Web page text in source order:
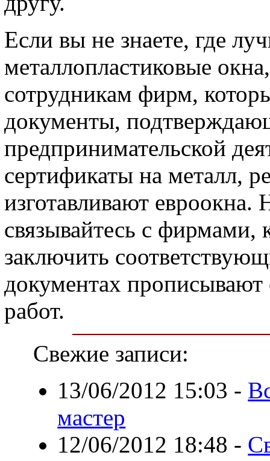
Если вы не знаете, где
металлопластиковые
сотрудникам фирм,
документы,
предпринимательской
сертификаты на металл,
изготавливают евроокна.
связывайтесь с фирмами,
заключить
документах
работ.
Свежие записи:
13/06/2012 15:03 -
мастер
12/06/2012 18:48 -